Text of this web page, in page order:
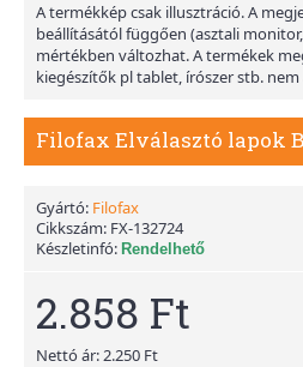
A termékkép csak illusztráció. A
beállításától függően (asztali
mértékben változhat. A termékek
kiegészítők pl tablet, írószer stb.
Gyártó: Filofax
Cikkszám: FX-132724
Készletinfó: Rendelhető
2.858 Ft
Nettó ár: 2.250 Ft